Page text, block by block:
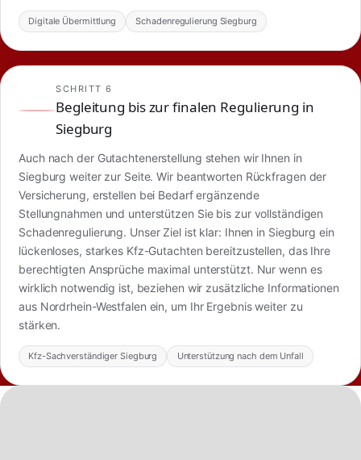
Digitale Übermittlung Schadenregulierung Siegburg
SCHRITT 6
Begleitung bis zur finalen Regulierung in
Siegburg
Auch nach der Gutachtenerstellung stehen wir Ihnen in
Siegburg weiter zur Seite. Wir beantworten Rückfragen der
Versicherung, erstellen bei Bedarf ergänzende
Stellungnahmen und unterstützen Sie bis zur vollständigen
Schadenregulierung. Unser Ziel ist klar: Ihnen in Siegburg ein
lückenloses, starkes Kfz-Gutachten bereitzustellen, das Ihre
berechtigten Ansprüche maximal unterstützt. Nur wenn es
wirklich notwendig ist, beziehen wir zusätzliche Informationen
aus Nordrhein-Westfalen ein, um Ihr Ergebnis weiter zu
stärken.
Kfz-Sachverständiger Siegburg Unterstützung nach dem Unfall